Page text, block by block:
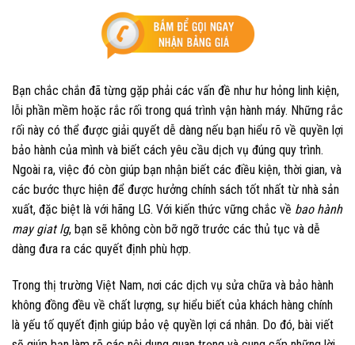
Bạn chắc chắn đã từng gặp phải các vấn đề như hư hỏng linh kiện,
lỗi phần mềm hoặc rắc rối trong quá trình vận hành máy. Những rắc
rối này có thể được giải quyết dễ dàng nếu bạn hiểu rõ về quyền lợi
bảo hành của mình và biết cách yêu cầu dịch vụ đúng quy trình.
Ngoài ra, việc đó còn giúp bạn nhận biết các điều kiện, thời gian, và
các bước thực hiện để được hưởng chính sách tốt nhất từ nhà sản
xuất, đặc biệt là với hãng LG. Với kiến thức vững chắc về bao hành
may giat lg, bạn sẽ không còn bỡ ngỡ trước các thủ tục và dễ
dàng đưa ra các quyết định phù hợp.
Trong thị trường Việt Nam, nơi các dịch vụ sửa chữa và bảo hành
không đồng đều về chất lượng, sự hiểu biết của khách hàng chính
là yếu tố quyết định giúp bảo vệ quyền lợi cá nhân. Do đó, bài viết